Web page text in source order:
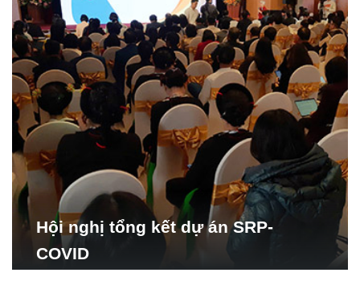
Hội nghị tổng kết dự án SRP-
COVID